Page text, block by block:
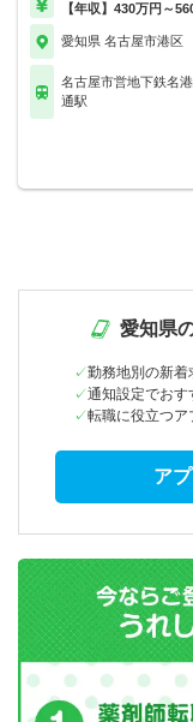
【年収】430万円～
愛知県 名古屋市港区
名古屋市営地下鉄名
通駅
愛知県
勤務地別の新着
通知設定でおす
転職に役立つア
ア